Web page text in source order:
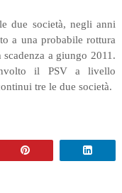
due società, negli anni
a una probabile rottura
a giungo 2011.
il PSV a livello
tre le due società.